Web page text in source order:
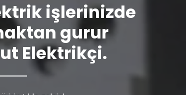
işlerinizde
gurur
Elektrikçi.